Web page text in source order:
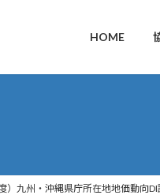
HOME
）九州・沖縄県庁所在地地価動向